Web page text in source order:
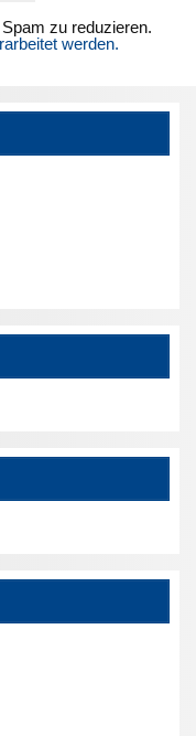
zu reduzieren.
werden.